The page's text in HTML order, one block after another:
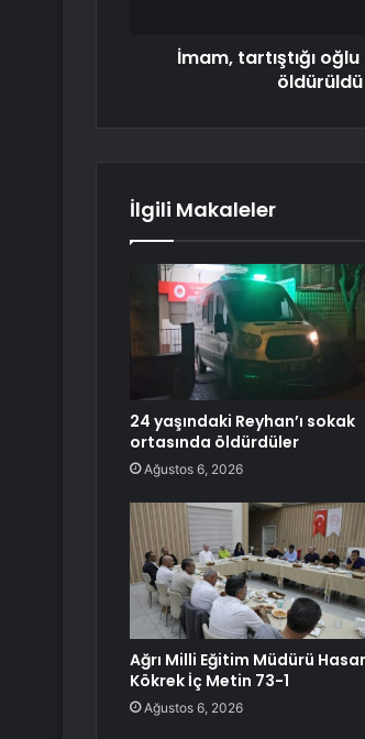
İmam, tartıştığı
öldürüldü
İlgili Makaleler
24 yaşındaki Reyhan’ı sokak
ortasında öldürdüler
Ağustos 6, 2026
Ağrı Milli Eğitim Müdürü
Kökrek İç Metin 73-1
Ağustos 6, 2026